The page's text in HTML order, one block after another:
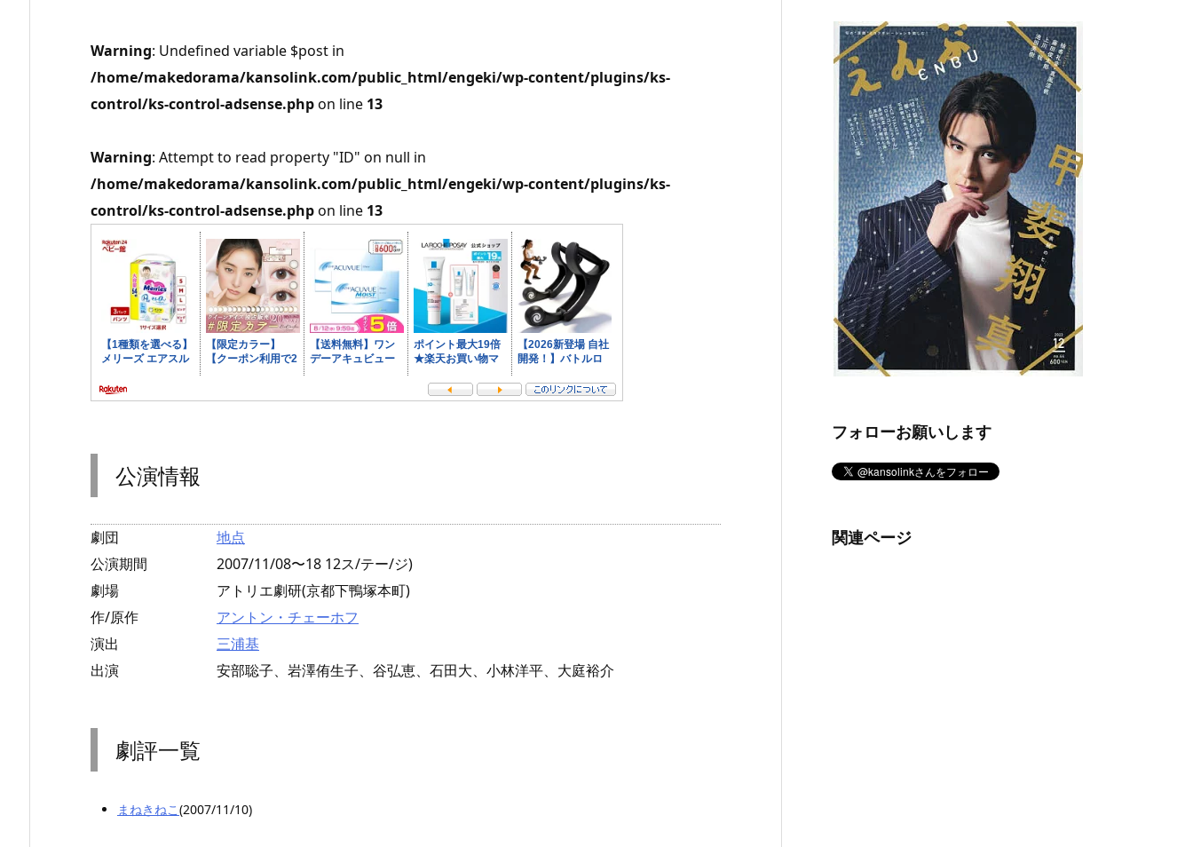
Warning: Undefined variable $post in
/home/makedorama/kansolink.com/public_html/engeki/wp-content/plugins/ks-
control/ks-control-adsense.phpon line 13
Warning: Attempt to read property "ID" on null in
/home/makedorama/kansolink.com/public_html/engeki/wp-content/plugins/ks-
control/ks-control-adsense.phpon line 13
公演情報
劇団
地点
公演期間
2007/11/08〜18 12ス/テー/ジ)
劇場
アトリエ劇研(京都下鴨塚本町)
作/原作
アントン・チェーホフ
演出
三浦基
出演
安部聡子、岩澤侑生子、谷弘恵、石田大、小林洋平、大庭裕介
劇評一覧
まねきねこ(2007/11/10)
フォローお願いします
関連ページ